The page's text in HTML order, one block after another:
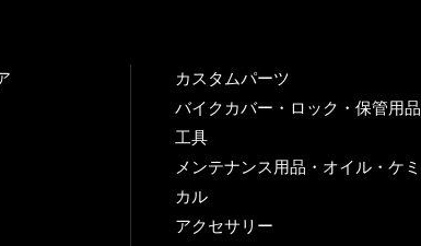
カスタムパーツ
バイクカバー・ロック・保管用品
工具
メンテナンス用品・オイル・ケミ
カル
アクセサリー